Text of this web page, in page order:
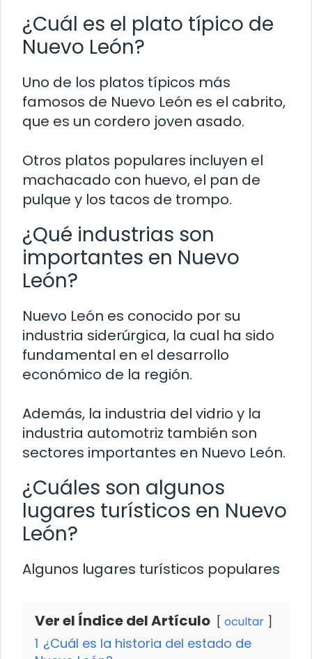
¿Cuál es el plato típico de
Nuevo León?
Uno de los platos típicos más
famosos de Nuevo León es el cabrito,
que es un cordero joven asado.
Otros platos populares incluyen el
machacado con huevo, el pan de
pulque y los tacos de trompo.
¿Qué industrias son
importantes en Nuevo
León?
Nuevo León es conocido por su
industria siderúrgica, la cual ha sido
fundamental en el desarrollo
económico de la región.
Además, la industria del vidrio y la
industria automotriz también son
sectores importantes en Nuevo León.
¿Cuáles son algunos
lugares turísticos en Nuevo
León?
Algunos lugares turísticos populares
Ver el Índice del Artículo ocultar
1 ¿Cuál es la historia del estado de